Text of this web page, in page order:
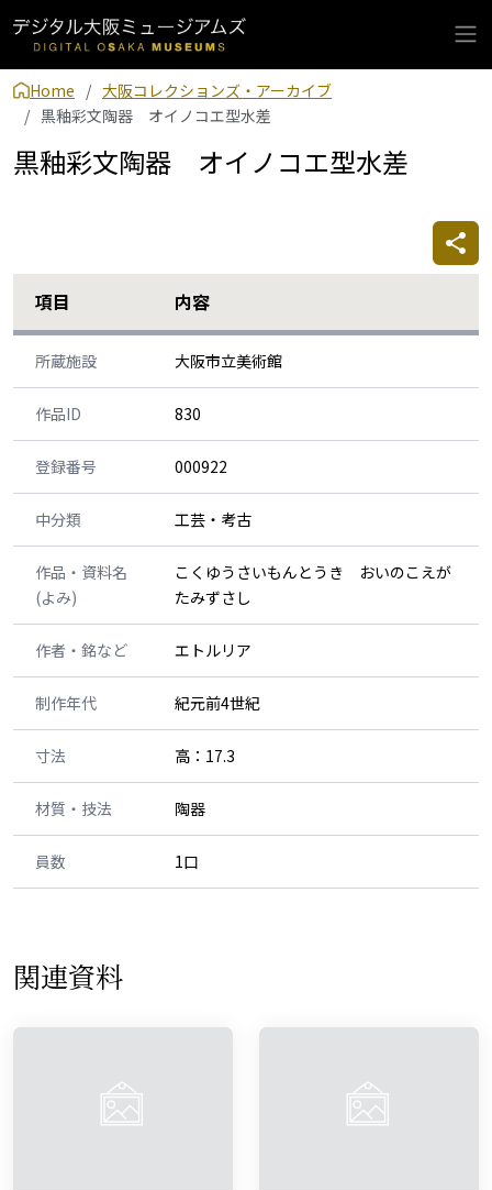
Home
大阪コレクションズ・アーカイブ
黒釉彩文陶器 オイノコエ型水差
黒釉彩文陶器 オイノコエ型水差
項目 内容
所蔵施設 大阪市立美術館
作品ID 830
登録番号 000922
中分類 工芸・考古
作品・資料名
(よみ)
こくゆうさいもんとうき おいのこえが
たみずさし
作者・銘など エトルリア
制作年代 紀元前4世紀
寸法 高：17.3
材質・技法 陶器
員数 1口
関連資料